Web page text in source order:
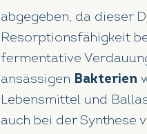
abgegeben, da dieser
Resorptionsfähigkeit
fermentative
ansässigen Bakterien
Lebensmittel und
auch bei der Synthese